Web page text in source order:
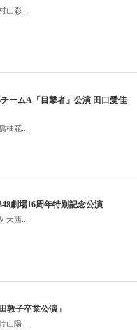
山彩...
ームA「目撃者」公演 田口愛佳
柚花...
劇場16周年特別記念公演
大西...
敦子卒業公演」
山陽...